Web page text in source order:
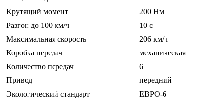
Крутящий момент
200 Нм
Разгон до 100 км/ч
10 c
Максимальная скорость
206 км/ч
Коробка передач
механическая
Количество передач
6
Привод
передний
Экологический стандарт
ЕВРО-6